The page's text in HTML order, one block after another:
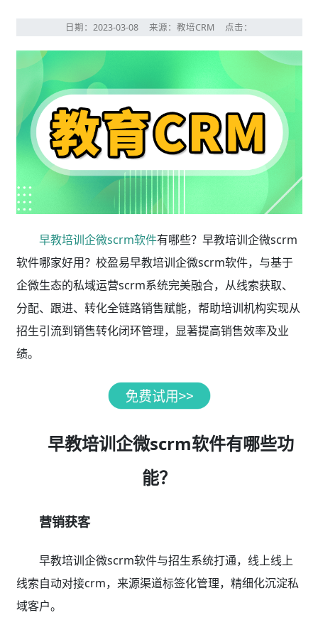
日期：2023-03-08 来源：教培CRM 点击：
早教培训企微scrm软件有哪些？早教培训企微scrm
软件哪家好用？校盈易早教培训企微scrm软件，与基于
企微生态的私域运营scrm系统完美融合，从线索获取、
分配、跟进、转化全链路销售赋能，帮助培训机构实现从
招生引流到销售转化闭环管理，显著提高销售效率及业
绩。
早教培训企微scrm软件有哪些功
能？
营销获客
早教培训企微scrm软件与招生系统打通，线上线上
线索自动对接crm，来源渠道标签化管理，精细化沉淀私
域客户。